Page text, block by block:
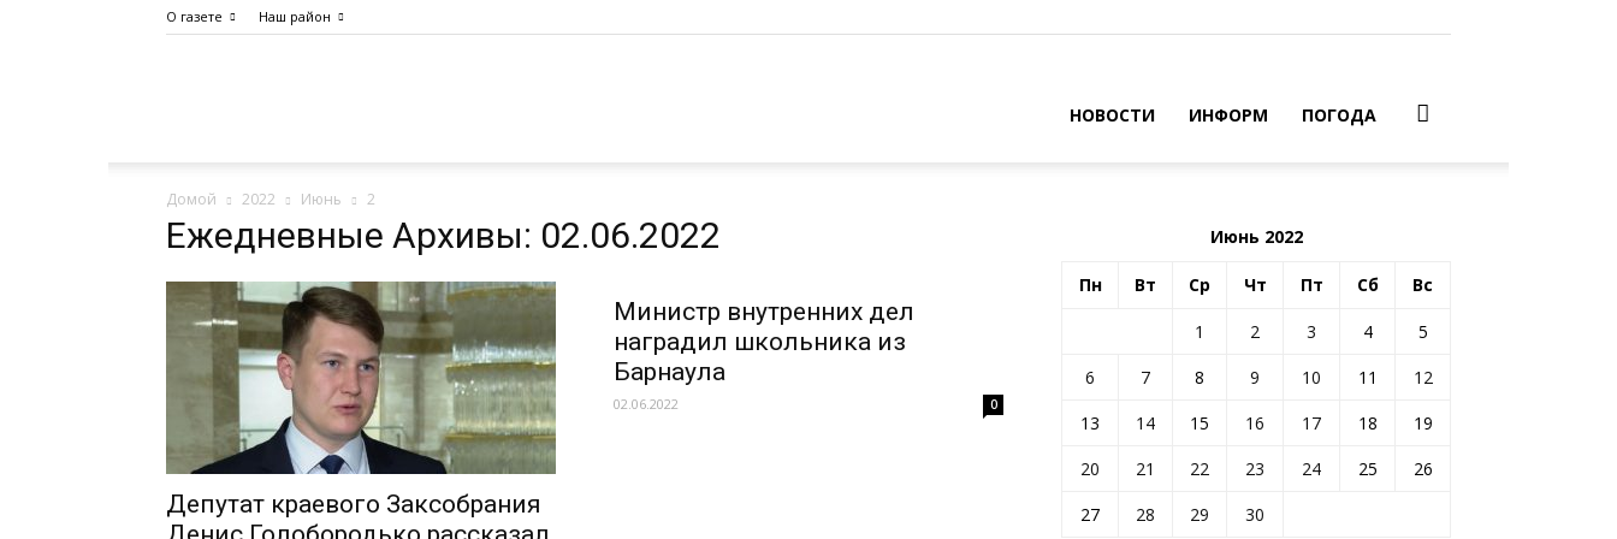
О газете Наш район
Октября
НОВОСТИ ИНФОРМ ПОГОДА
Домой 2022 Июнь 2
Ежедневные Архивы: 02.06.2022
Депутат краевого Заксобрания
Министр внутренних дел
наградил школьника из
Барнаула
02.06.2022 0
Июнь 2022
Пн Вт Ср Чт Пт Сб Вс
1 2 3 4
5
6
7 8 9 10 11
12
13
14 15 16 17 18
19
20
21 22 23 24 25
26
27
28 29 30